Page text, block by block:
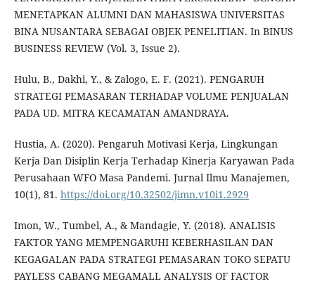
MENETAPKAN ALUMNI DAN MAHASISWA UNIVERSITAS
BINA NUSANTARA SEBAGAI OBJEK PENELITIAN. In BINUS
BUSINESS REVIEW (Vol. 3, Issue 2).
Hulu, B., Dakhi, Y., & Zalogo, E. F. (2021). PENGARUH
STRATEGI PEMASARAN TERHADAP VOLUME PENJUALAN
PADA UD. MITRA KECAMATAN AMANDRAYA.
Hustia, A. (2020). Pengaruh Motivasi Kerja, Lingkungan
Kerja Dan Disiplin Kerja Terhadap Kinerja Karyawan Pada
Perusahaan WFO Masa Pandemi. Jurnal Ilmu Manajemen,
10(1), 81. https://doi.org/10.32502/jimn.v10i1.2929
Imon, W., Tumbel, A., & Mandagie, Y. (2018). ANALISIS
FAKTOR YANG MEMPENGARUHI KEBERHASILAN DAN
KEGAGALAN PADA STRATEGI PEMASARAN TOKO SEPATU
PAYLESS CABANG MEGAMALL ANALYSIS OF FACTOR